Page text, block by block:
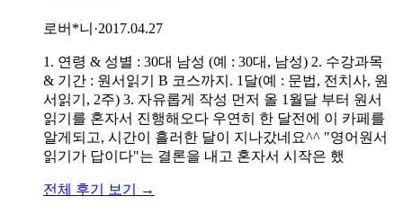
로버*니 ·2017.04.27
1. 연령 & 성별 : 30대 남성 (예 : 30대, 남성) 2. 수강과목
& 기간 : 원서읽기 B 코스까지. 1달(예 : 문법, 전치사, 원
서읽기, 2주) 3. 자유롭게 작성 먼저 올 1월달 부터 원서
읽기를 혼자서 진행해오다 우연히 한 달전에 이 카페를
알게되고, 시간이 흘러한 달이 지나갔네요^^ "영어원서
읽기가 답이다"는 결론을 내고 혼자서 시작은 했
전체 후기 보기 →